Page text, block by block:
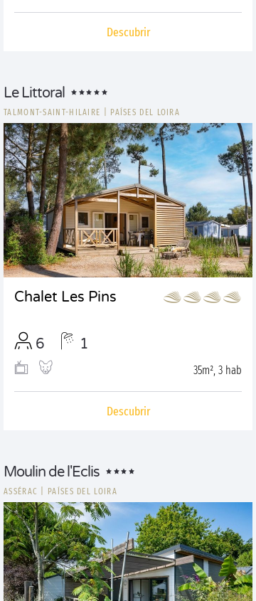
Descubrir
Le Littoral
TALMONT-SAINT-HILAIRE PAÍSES DEL LOIRA
Chalet Les Pins
6 1
35m², 3 hab
Descubrir
Moulin de l'Eclis
ASSÉRAC PAÍSES DEL LOIRA